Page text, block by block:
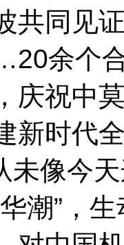
共同见
余个
庆祝中
新时代
未像今
潮”，